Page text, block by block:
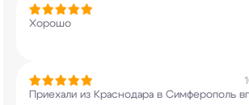
Хорошо
Приехали из Краснодара в Симферополь